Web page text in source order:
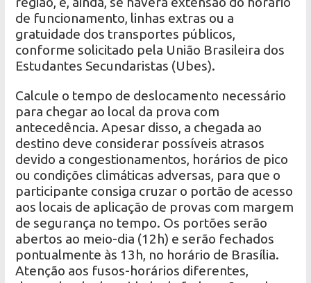
de funcionamento, linhas extras ou a
gratuidade dos transportes públicos,
conforme solicitado pela União Brasileira dos
Estudantes Secundaristas (Ubes).
Calcule o tempo de deslocamento necessário
para chegar ao local da prova com
antecedência. Apesar disso, a chegada ao
destino deve considerar possíveis atrasos
devido a congestionamentos, horários de pico
ou condições climáticas adversas, para que o
participante consiga cruzar o portão de acesso
aos locais de aplicação de provas com margem
de segurança no tempo. Os portões serão
abertos ao meio-dia (12h) e serão fechados
pontualmente às 13h, no horário de Brasília.
Atenção aos fusos-horários diferentes,